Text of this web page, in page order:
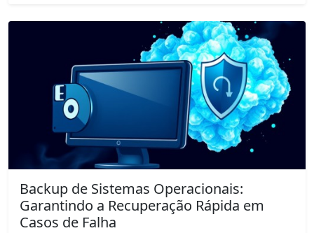
Backup de Sistemas Operacionais:
Garantindo a Recuperação Rápida em
Casos de Falha